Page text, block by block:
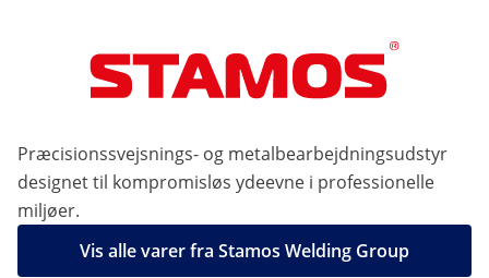
Præcisionssvejsnings- og metalbearbejdningsudstyr
designet til kompromisløs ydeevne i professionelle
miljøer.
Vis alle varer fra Stamos Welding Group